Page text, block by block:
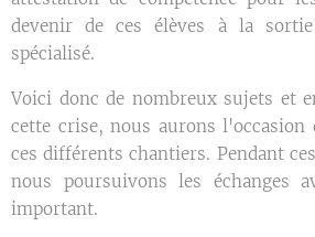
devenir de ces élèves à la
spécialisé.
Voici donc de nombreux sujets et
cette crise, nous aurons
ces différents chantiers. Pendant
nous poursuivons les échanges
important.